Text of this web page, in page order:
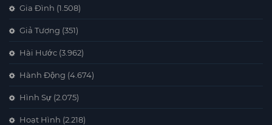
Gia Đình (1.508)
Giả Tượng (351)
Hài Hước (3.962)
Hành Động (4.674)
Hình Sự (2.075)
Hoạt Hình (2.218)